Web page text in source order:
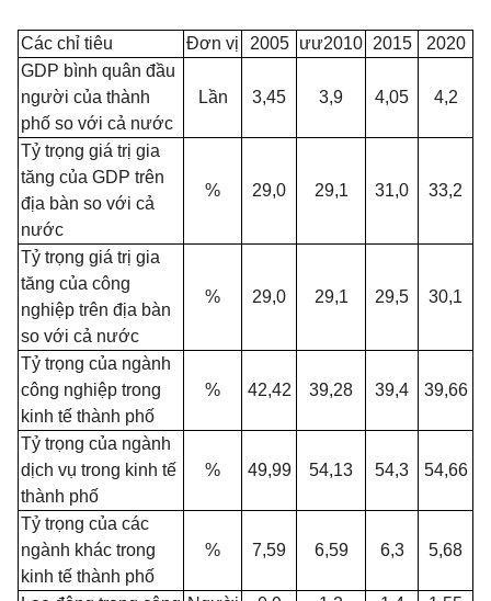
Các chỉ tiêu Đơn vị 2005 ưư2010 2015
2020
GDP bình quân đầu
người của thành
phố so với cả nước
Lần 3,45 3,9 4,05 4,2
Tỷ trọng giá trị gia
tăng của GDP trên
địa bàn so với cả
nước
% 29,0 29,1 31,0 33,2
Tỷ trọng giá trị gia
tăng của công
nghiệp trên địa bàn
so với cả nước
% 29,0 29,1 29,5 30,1
Tỷ trọng của ngành
công nghiệp trong
kinh tế thành phố
% 42,42 39,28 39,4 39,66
Tỷ trọng của ngành
dịch vụ trong kinh tế
thành phố
% 49,99 54,13 54,3 54,66
Tỷ trọng của các
ngành khác trong
kinh tế thành phố
% 7,59 6,59 6,3 5,68